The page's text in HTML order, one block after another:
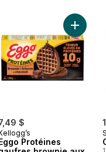
au panier
maison sans
$
Protéines
Ajouter